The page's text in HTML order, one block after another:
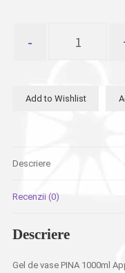
1000ml
Add to Wishlist
Descriere
Recenzii (0)
Descriere
Gel de vase PINA 1000ml